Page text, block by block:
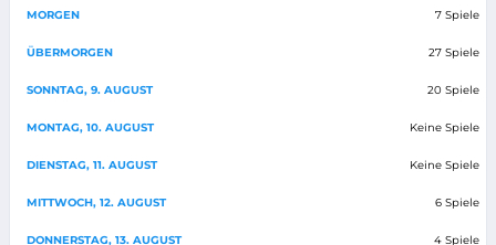
MORGEN 7 Spiele
ÜBERMORGEN 27 Spiele
SONNTAG, 9. AUGUST 20 Spiele
MONTAG, 10. AUGUST Keine Spiele
DIENSTAG, 11. AUGUST Keine Spiele
MITTWOCH, 12. AUGUST 6 Spiele
DONNERSTAG, 13. AUGUST 4 Spiele